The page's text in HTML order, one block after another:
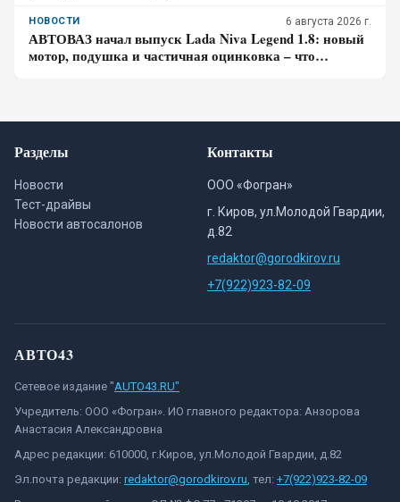
НОВОСТИ 6 августа 2026 г.
АВТОВАЗ начал выпуск Lada Niva Legend 1.8: новый
мотор, подушка и частичная оцинковка – что
Разделы
Новости
Тест-драйвы
Новости автосалонов
Контакты
ООО «Фогран»
г. Киров, ул.Молодой Гвардии,
д.82
redaktor@gorodkirov.ru
+7(922)923-82-09
АВТО43
Сетевое издание "AUTO43.RU"
Учредитель: ООО «Фогран». ИО главного редактора: Анзорова
Анастасия Александровна
Адрес редакции: 610000, г.Киров, ул.Молодой Гвардии, д.82
Эл.почта редакции: redaktor@gorodkirov.ru, тел: +7(922)923-82-09